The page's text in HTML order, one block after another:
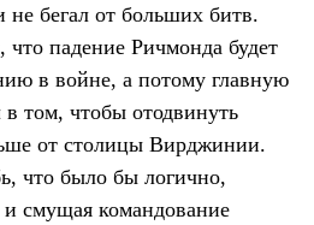
не бегал от больших битв.
что падение Ричмонда будет
в войне, а потому главную
том, чтобы отодвинуть
от столицы Вирджинии.
что было бы логично,
и смущая командование